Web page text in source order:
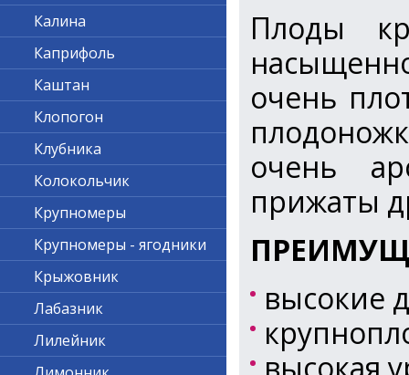
Плоды
очень
очень
прижаты
высокие
высокая
Калина
Каприфоль
Каштан
Клопогон
Клубника
Колокольчик
Крупномеры
Крупномеры - ягодники
Крыжовник
Лабазник
Лилейник